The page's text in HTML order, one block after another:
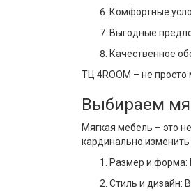
Комфортные
Выгодные
Качественное
ТЦ 4ROOM – не
Выбираем
Мягкая мебель – это
кардинально
Размер и форма:
Стиль и дизайн: